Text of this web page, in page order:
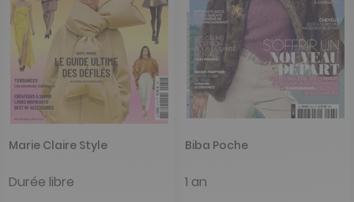
Marie Claire Style
Durée libre
Biba Poche
1 an